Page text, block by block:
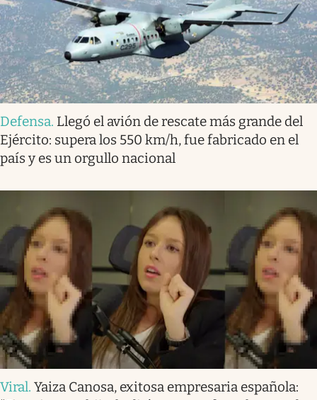
Defensa. Llegó el avión de rescate más grande del
Ejército: supera los 550 km/h, fue fabricado en el
país y es un orgullo nacional
Viral. Yaiza Canosa, exitosa empresaria española: